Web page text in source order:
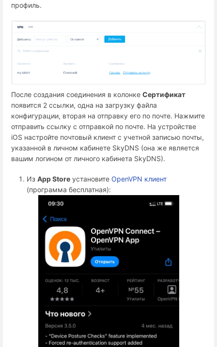
профиль.
После создания соединения в колонке Сертификат
появится 2 ссылки, одна на загрузку файла
конфигурации, вторая на отправку его по почте. Нажмите
отправить ссылку с отправкой по почте. На устройстве
iOS настройте почтовый клиент с учетной записью почты,
указанной в личном кабинете SkyDNS (она же является
вашим логином от личного кабинета SkyDNS).
Из App Store установите OpenVPN клиент
(программа бесплатная):